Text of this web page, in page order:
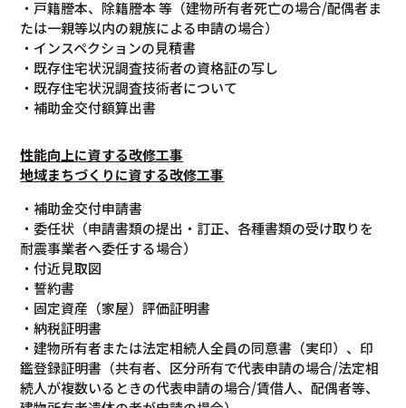
・戸籍謄本、除籍謄本 等（建物所有者死亡の場合/配偶者ま
たは一親等以内の親族による申請の場合）
・インスペクションの見積書
・既存住宅状況調査技術者の資格証の写し
・既存住宅状況調査技術者について
・補助金交付額算出書
性能向上に資する改修工事
地域まちづくりに資する改修工事
・補助金交付申請書
・委任状（申請書類の提出・訂正、各種書類の受け取りを
耐震事業者へ委任する場合）
・付近見取図
・誓約書
・固定資産（家屋）評価証明書
・納税証明書
・建物所有者または法定相続人全員の同意書（実印）、印
鑑登録証明書（共有者、区分所有で代表申請の場合/法定相
続人が複数いるときの代表申請の場合/賃借人、配偶者等、